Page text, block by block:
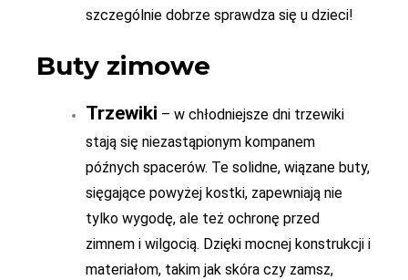
szczególnie dobrze sprawdza się u dzieci!
Buty zimowe
Trzewiki – w chłodniejsze dni trzewiki
stają się niezastąpionym kompanem
późnych spacerów. Te solidne, wiązane buty,
sięgające powyżej kostki, zapewniają nie
tylko wygodę, ale też ochronę przed
zimnem i wilgocią. Dzięki mocnej konstrukcji i
materiałom, takim jak skóra czy zamsz,